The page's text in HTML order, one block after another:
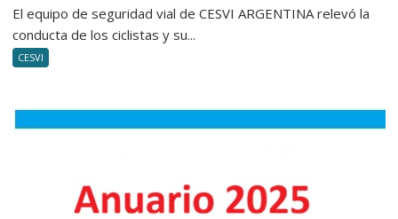
El equipo de seguridad vial de CESVI ARGENTINA relevó la
conducta de los ciclistas y su...
CESVI